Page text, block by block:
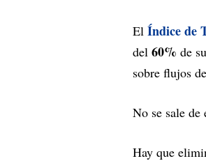
El Índice de
del 60% de
sobre flujos
No se sale de
Hay que